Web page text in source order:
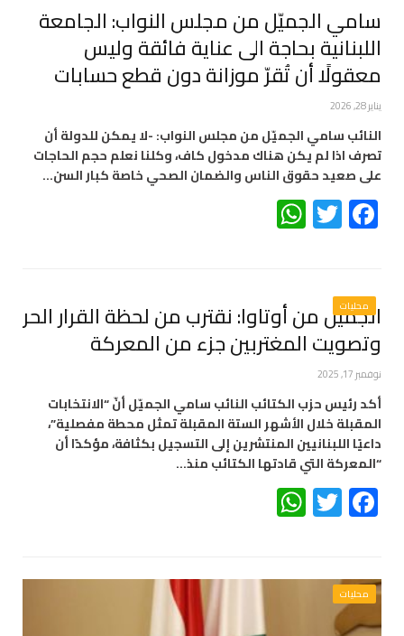
سامي الجميّل من مجلس النواب: الجامعة
اللبنانية بحاجة الى عناية فائقة وليس
معقولًا أن تُقرّ موزانة دون قطع حسابات
يناير 28, 2026
النائب سامي الجميّل من مجلس النواب: -لا يمكن للدولة أن
تصرف اذا لم يكن هناك مدخول كاف، وكلنا نعلم حجم الحاجات
على صعيد حقوق الناس والضمان الصحي خاصة كبار السن…
Facebook
Twitter
محليات
الجميل من أوتاوا: نقترب من لحظة القرار الحر
وتصويت المغتربين جزء من المعركة
نوفمبر 17, 2025
أكد رئيس حزب الكتائب النائب سامي الجميّل أنّ “الانتخابات
المقبلة خلال الأشهر الستة المقبلة تمثل محطة مفصلية”،
داعيًا اللبنانيين المنتشرين إلى التسجيل بكثافة، مؤكدًا أن
“المعركة التي قادتها الكتائب منذ…
Facebook
Twitter
محليات